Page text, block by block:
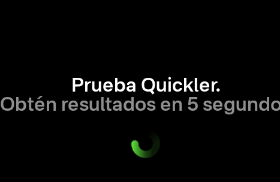
Prueba Quickler.
Obtén resultados en 5